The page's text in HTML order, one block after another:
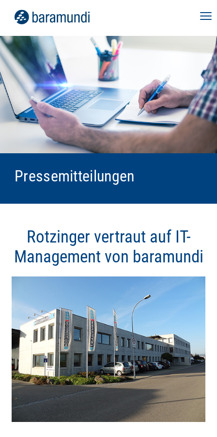
Pressemitteilungen
Rotzinger vertraut auf IT-
Management von baramundi